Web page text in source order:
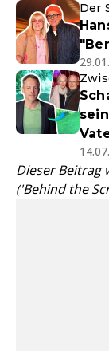
Der
Dieser
('Behind the